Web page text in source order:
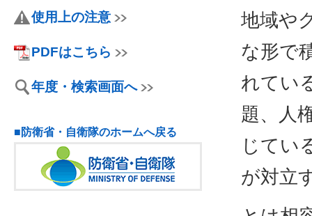
使用上の注意
PDFはこちら
年度・検索画面へ
■防衛省・自衛隊のホームへ戻る
地域や
な形で
れてい
題、人
じてい
が対立